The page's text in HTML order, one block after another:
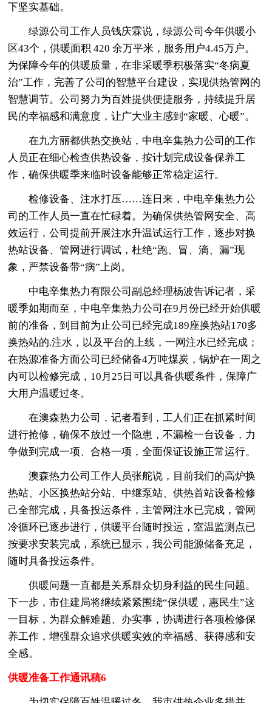
下坚实基础。
绿源公司工作人员钱庆霖说，绿源公司今年供暖小
区43个，供暖面积 420 余万平米，服务用户4.45万户。
为保障今年的供暖质量，在非采暖季积极落实“冬病夏
治”工作，完善了公司的智慧平台建设，实现供热管网的
智慧调节。公司努力为百姓提供便捷服务，持续提升居
民的幸福感和满意度，让广大业主感到“家暖、心暖”。
在九方丽都供热交换站，中电辛集热力公司的工作
人员正在细心检查供热设备，按计划完成设备保养工
作，确保供暖季来临时设备能够正常稳定运行。
检修设备、注水打压……连日来，中电辛集热力公
司的工作人员一直在忙碌着。为确保供热管网安全、高
效运行，公司提前开展注水升温试运行工作，逐步对换
热站设备、管网进行调试，杜绝“跑、冒、滴、漏”现
象，严禁设备带“病”上岗。
中电辛集热力有限公司副总经理杨波告诉记者，采
暖季如期而至，中电辛集热力公司在9月份已经开始供暖
前的准备，到目前为止公司已经完成189座换热站170多
换热站的.注水，以及平台的上线，一网注水已经完成；
在热源准备方面公司已经储备4万吨煤炭，锅炉在一周之
内可以检修完成，10月25日可以具备供暖条件，保障广
大用户温暖过冬。
在澳森热力公司，记者看到，工人们正在抓紧时间
进行抢修，确保不放过一个隐患，不漏检一台设备，力
争做到完成一项、合格一项，全面保证设施正常运行。
澳森热力公司工作人员张舵说，目前我们的高炉换
热站、小区换热站分站、中继泵站、供热首站设备检修
己全部完成，具备投运条件，主管网注水已完成，管网
冷循环已逐步进行，供暖平台随时投运，室温监测点已
按要求安装完成，系统已显示，我公司能源储备充足，
随时具备投运条件。
供暖问题一直都是关系群众切身利益的民生问题。
下一步，市住建局将继续紧紧围绕“保供暖，惠民生”这
一目标，为群众解难题、办实事，协调进行各项检修保
养工作，增强群众追求供暖实效的幸福感、获得感和安
全感。
供暖准备工作通讯稿6